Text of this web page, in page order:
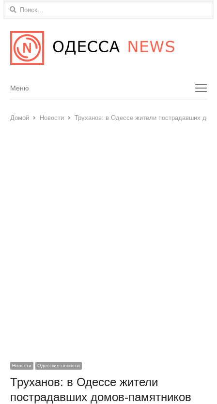
Найти:
Menu
Меню
Домой Новости Труханов: в Одессе жители пострадавших
Новости Одесские новости
Труханов: в Одессе жители
пострадавших домов-памятников